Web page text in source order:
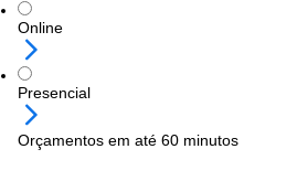
Online
Presencial
Orçamentos em até 60 minutos